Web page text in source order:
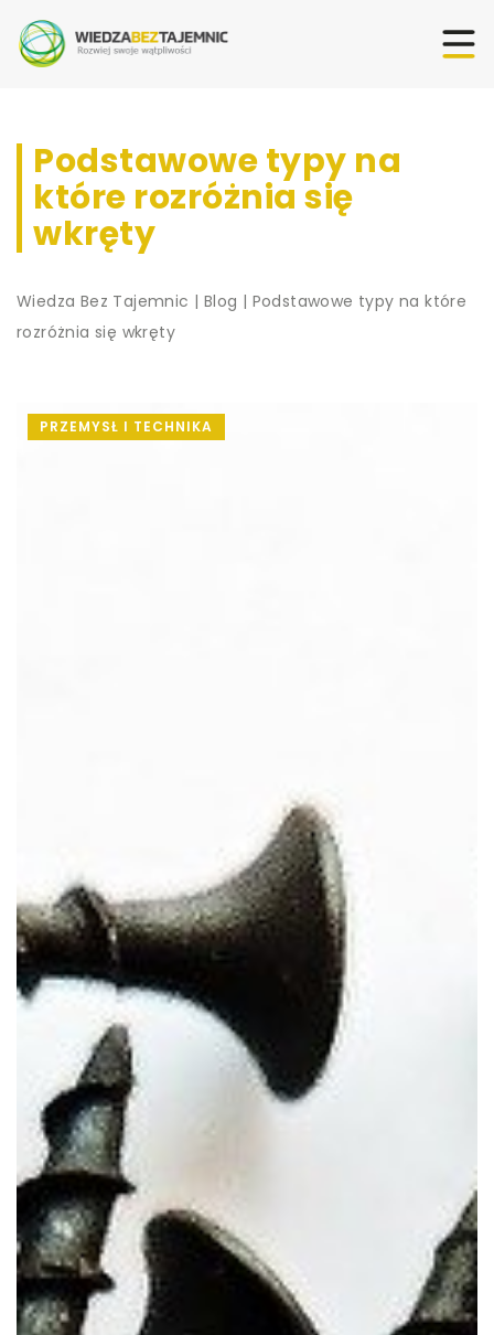
Podstawowe typy na
które rozróżnia się
wkręty
Wiedza Bez Tajemnic | Blog | Podstawowe typy na które
rozróżnia się wkręty
PRZEMYSŁ I TECHNIKA